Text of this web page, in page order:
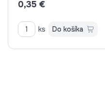
0,35 €
ks Do košíka